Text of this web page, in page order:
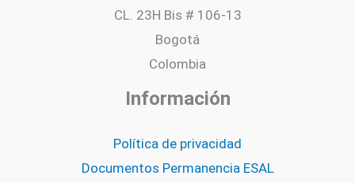
CL. 23H Bis # 106-13
Bogotá
Colombia
Información
Política de privacidad
Documentos Permanencia ESAL